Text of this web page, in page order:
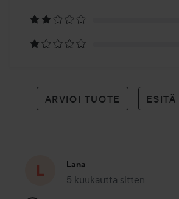
ARVIOI TUOTE ESITÄ
Lana
5 kuukautta sitten
Viesti luotiin 5 kuukautta